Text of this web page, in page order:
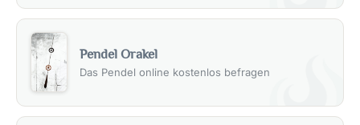
Pendel Orakel
Das Pendel online kostenlos befragen